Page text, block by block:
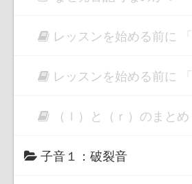
レッスンを始める前に
レッスンを始める前に 「r
（ｌ）と（ｒ）のまとめ
子音１：破裂音